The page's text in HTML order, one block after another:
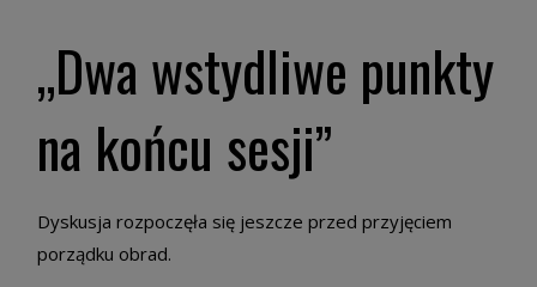
„Dwa wstydliwe punkty
na końcu sesji”
Dyskusja rozpoczęła się jeszcze przed przyjęciem
porządku obrad.